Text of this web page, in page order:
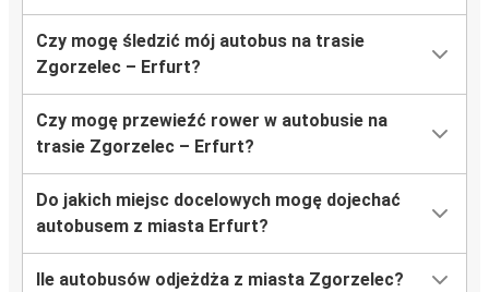
Czy mogę śledzić mój autobus na trasie
Zgorzelec – Erfurt?
Czy mogę przewieźć rower w autobusie na
trasie Zgorzelec – Erfurt?
Do jakich miejsc docelowych mogę dojechać
autobusem z miasta Erfurt?
Ile autobusów odjeżdża z miasta Zgorzelec?